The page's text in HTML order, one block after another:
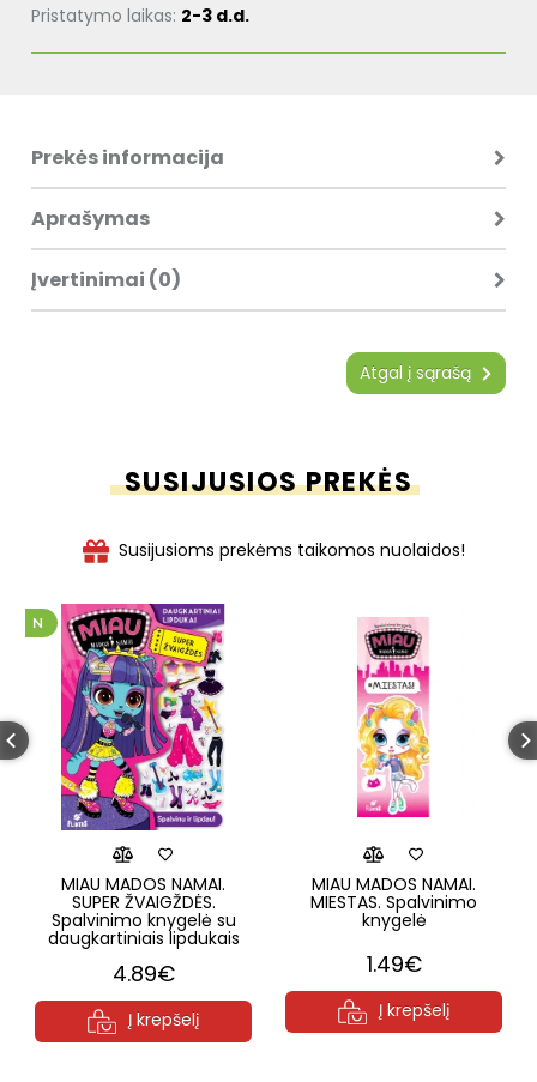
Pristatymo laikas: 2-3 d.d.
Prekės informacija
Aprašymas
Įvertinimai (0)
Atgal į sąrašą
SUSIJUSIOS PREKĖS
Susijusioms prekėms taikomos nuolaidos!
MIAU MADOS NAMAI.
SUPER ŽVAIGŽDĖS.
Spalvinimo knygelė su
daugkartiniais lipdukais
4.89€
Į krepšelį
MIAU MADOS NAMAI.
MIESTAS. Spalvinimo
knygelė
1.49€
Į krepšelį